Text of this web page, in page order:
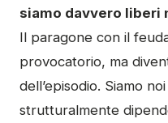
siamo davvero liberi
Il paragone con il
provocatorio, ma
dell’episodio. Siamo
strutturalmente